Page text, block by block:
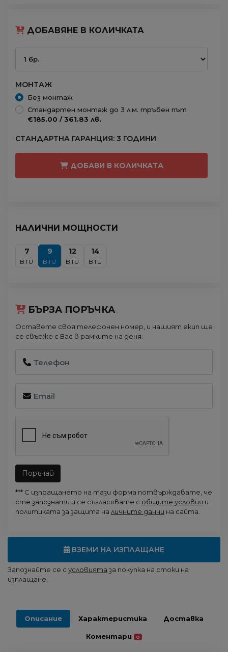
ДОБАВЯНЕ В КОЛИЧКАТА
МОНТАЖ
Без монтаж
Стандартен монтаж до 3 л.м. тръбен път
€185.00 / 361.83 лв.
СТАНДАРТНА ГАРАНЦИЯ: 3 ГОДИНИ
ДОБАВИ В КОЛИЧКАТА
НАЛИЧНИ МОЩНОСТИ
7
BTU
9
BTU
12
BTU
14
BTU
БЪРЗА ПОРЪЧКА
Оставете своя телефонен номер, и нашият екип ще
се свърже с Вас в рамките на деня.
Поръчай
*** С изпращането на тази форма потвърждавате, че
сте запознати и се съгласявате с общите условия и
политиката за защита на личните данни на сайта.
ВЗЕМИ НА ИЗПЛАЩАНЕ
Запознайте се с условията за покупка на стоки на
изплащане.
Описание Характеристика Доставка
Коментари 0